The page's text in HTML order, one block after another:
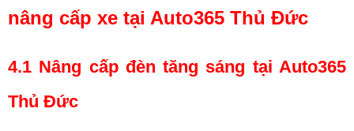
nâng cấp xe tại Auto365 Thủ Đức
4.1 Nâng cấp đèn tăng sáng tại Auto365
Thủ Đức